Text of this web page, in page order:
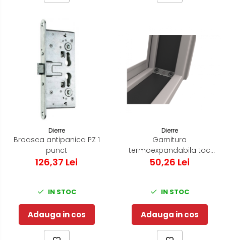
Dierre
Broasca antipanica PZ 1
punct
126,37 Lei
IN STOC
Adauga in cos
Dierre
Garnitura
termoexpandabila toc
SPLIT 34x2mm - pret/metru
50,26 Lei
IN STOC
Adauga in cos